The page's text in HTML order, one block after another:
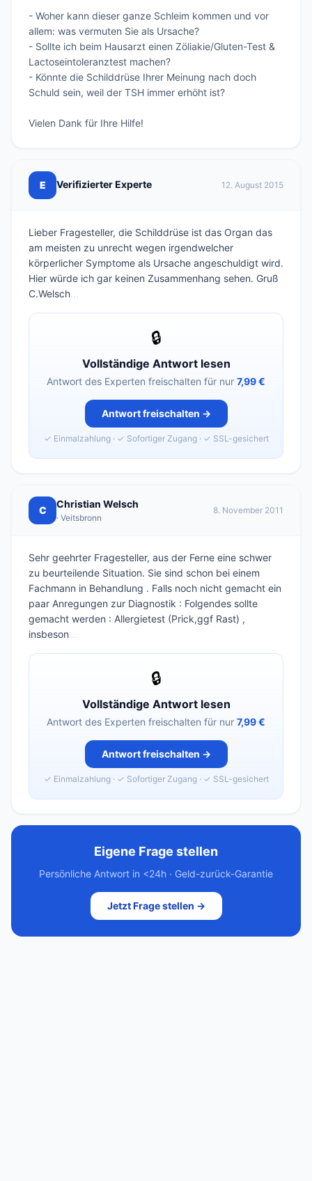
- Woher kann dieser ganze Schleim kommen und vor
allem: was vermuten Sie als Ursache?
- Sollte ich beim Hausarzt einen Zöliakie/Gluten-Test &
Lactoseintoleranztest machen?
- Könnte die Schilddrüse Ihrer Meinung nach doch
Schuld sein, weil der TSH immer erhöht ist?
Vielen Dank für Ihre Hilfe!
E Verifizierter Experte 12. August 2015
Lieber Fragesteller, die Schilddrüse ist das Organ das
am meisten zu unrecht wegen irgendwelcher
körperlicher Symptome als Ursache angeschuldigt wird.
Hier würde ich gar keinen Zusammenhang sehen. Gruß
C.Welsch...
🔒
Vollständige Antwort lesen
Antwort des Experten freischalten für nur 7,99 €
Antwort freischalten →
✓ Einmalzahlung · ✓ Sofortiger Zugang · ✓ SSL-gesichert
C
Christian Welsch
· Veitsbronn
8. November 2011
Sehr geehrter Fragesteller, aus der Ferne eine schwer
zu beurteilende Situation. Sie sind schon bei einem
Fachmann in Behandlung . Falls noch nicht gemacht ein
paar Anregungen zur Diagnostik : Folgendes sollte
gemacht werden : Allergietest (Prick,ggf Rast) ,
insbeson...
🔒
Vollständige Antwort lesen
Antwort des Experten freischalten für nur 7,99 €
Antwort freischalten →
✓ Einmalzahlung · ✓ Sofortiger Zugang · ✓ SSL-gesichert
Eigene Frage stellen
Persönliche Antwort in <24h · Geld-zurück-Garantie
Jetzt Frage stellen →